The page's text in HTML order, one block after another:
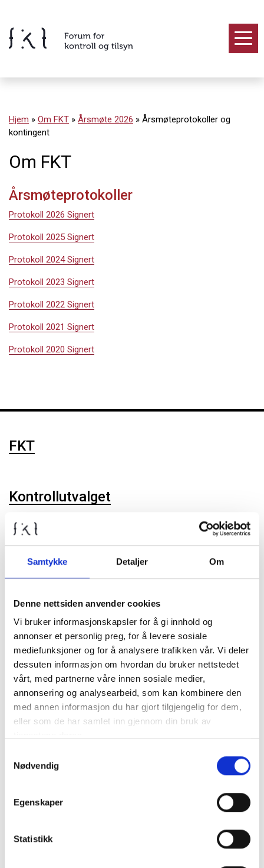
Samtykke Detaljer Om
Denne nettsiden anvender cookies
Vi bruker informasjonskapsler for å gi innhold og
annonser et personlig preg, for å levere sosiale
mediefunksjoner og for å analysere trafikken vår. Vi deler
dessuten informasjon om hvordan du bruker nettstedet
vårt, med partnerne våre innen sosiale medier,
annonsering og analysearbeid, som kan kombinere den
med annen informasjon du har gjort tilgjengelig for dem,
eller som de har samlet inn gjennom din bruk av
Nødvendig
Egenskaper
Statistikk
innholdet
Hjem » Om FKT » Årsmøte 2026 » Årsmøteprotokoller og
kontingent
Om FKT
Årsmøteprotokoller
Protokoll 2026 Signert
Protokoll 2025 Signert
Protokoll 2024 Signert
Protokoll 2023 Signert
Protokoll 2022 Signert
Protokoll 2021 Signert
Protokoll 2020 Signert
FKT
Kontrollutvalget
Nyheter
Diverse
Kontrollutvalgssekretariat
Veiledere
Opplæringspakke for kontrollutvalg
Fagtema
Kommunalrett
Kontrollutvalgssekretariat